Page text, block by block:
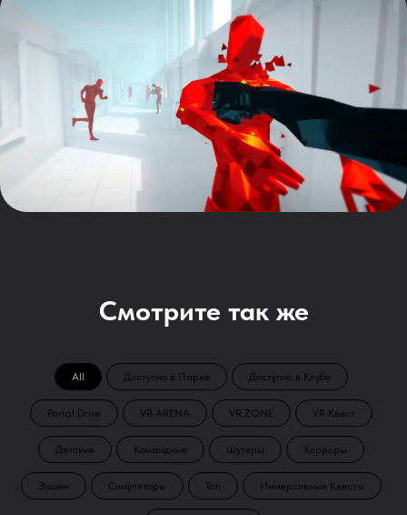
Смотрите так же
All Доступно в Парке Доступно в Клубе
Portal Drive VR ARENA VR ZONE VR Квест
Детские Командные Шутеры Хорроры
Экшен Симуляторы Топ Иммерсивные Квесты